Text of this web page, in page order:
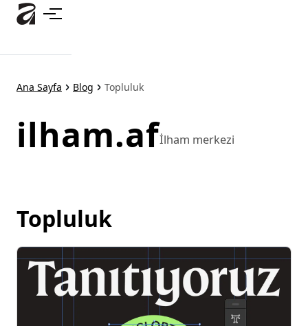
Ana
içeriğe
Ana Sayfa Blog Topluluk
ilham.afİlham merkezi
Topluluk